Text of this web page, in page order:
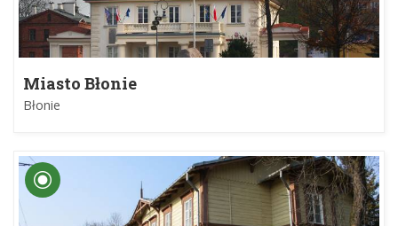
Miasto Błonie
Błonie